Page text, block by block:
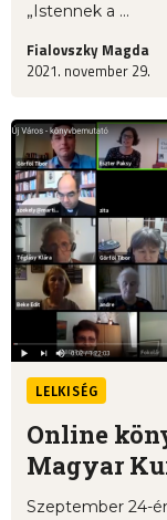
„Istennek a ...
Fialovszky Magda
2021. november 29.
LELKISÉG
Online
Magyar
Szeptember 24-